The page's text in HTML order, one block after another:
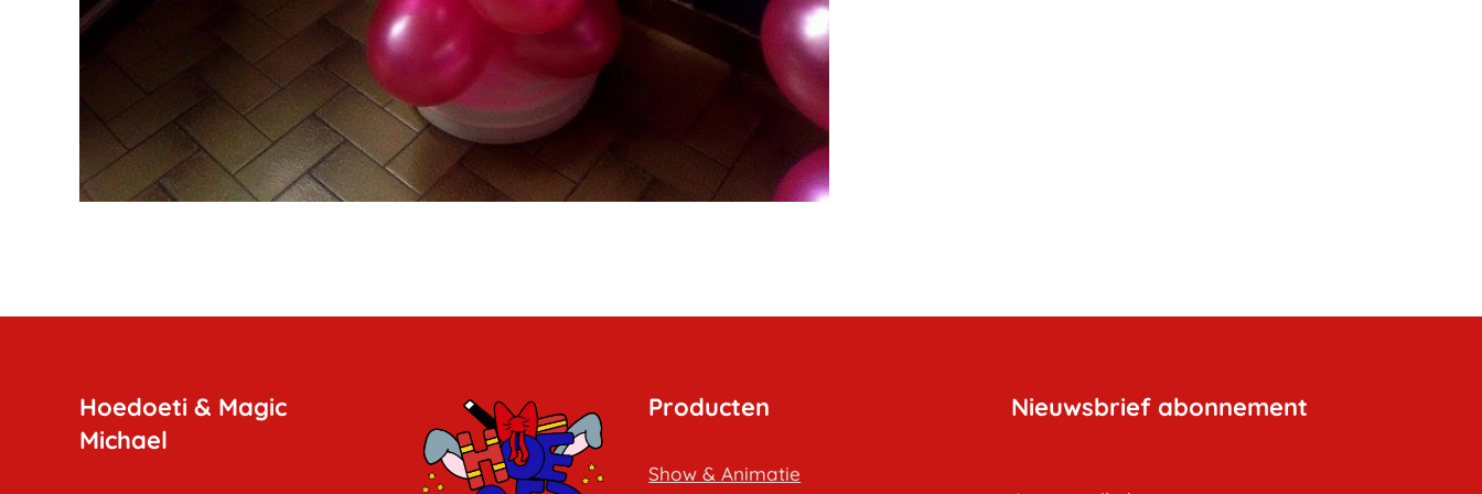
Hoedoeti & Magic
Michael
Producten
Show & Animatie
Nieuwsbrief abonnement